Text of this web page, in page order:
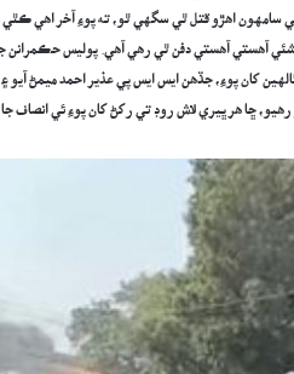
سامهون اهڙو قتل ٿي سگهي ٿو، ته پوءِ آخر اهي
آهستي آهستي دفن ٿي رهي آهي. پوليس
کان پوءِ، جڏهن ايس ايس پي عذير احمد ميمڻ
ڇا هر ڀيري لاش روڊ تي رکڻ کان پوءِ ئي انصاف جا